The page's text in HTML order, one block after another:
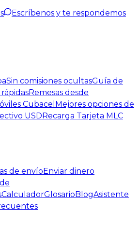
Escríbenos y te respondemos
Sin comisiones ocultasGuía de
rápidasRemesas desde
Cubacel Mejores opciones de
USDRecarga Tarjeta MLC
de envíoEnviar dinero
CalculadorGlosarioBlogAsistente